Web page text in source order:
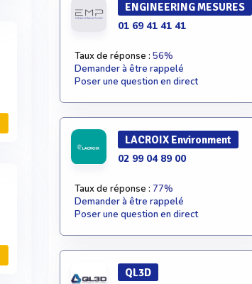
ENGINEERING MESURES
01 69 41 41 41
Taux de réponse : 56%
Demander à être rappelé
Poser une question en direct
LACROIX Environment
02 99 04 89 00
Taux de réponse : 77%
Demander à être rappelé
Poser une question en direct
QL3D